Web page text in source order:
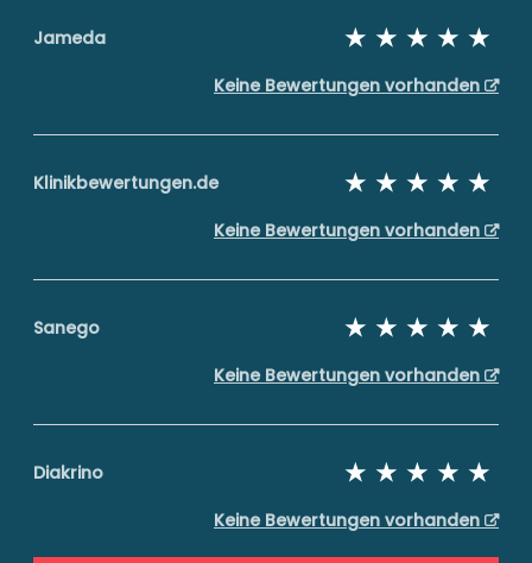
Jameda
Keine Bewertungen vorhanden
Klinikbewertungen.de
Keine Bewertungen vorhanden
Sanego
Keine Bewertungen vorhanden
Diakrino
Keine Bewertungen vorhanden